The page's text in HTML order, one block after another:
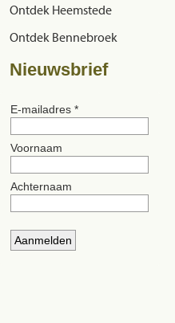
Ontdek Heemstede
Ontdek Bennebroek
Nieuwsbrief